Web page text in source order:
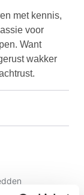
met kennis,
voor
Want
wakker